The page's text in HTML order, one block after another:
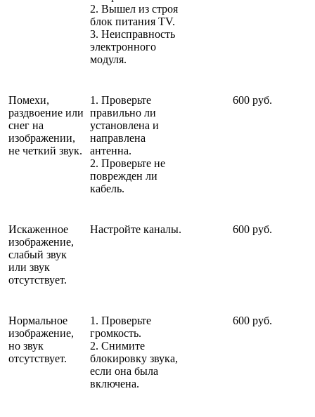
2. Вышел из строя
блок питания TV.
3. Неисправность
электронного
модуля.
Помехи,
раздвоение или
снег на
изображении,
не четкий звук.
1. Проверьте
правильно ли
установлена и
направлена
антенна.
2. Проверьте не
поврежден ли
кабель.
600 руб.
Искаженное
изображение,
слабый звук
или звук
отсутствует.
Настройте каналы. 600 руб.
Нормальное
изображение,
но звук
отсутствует.
1. Проверьте
громкость.
2. Снимите
блокировку звука,
если она была
включена.
600 руб.